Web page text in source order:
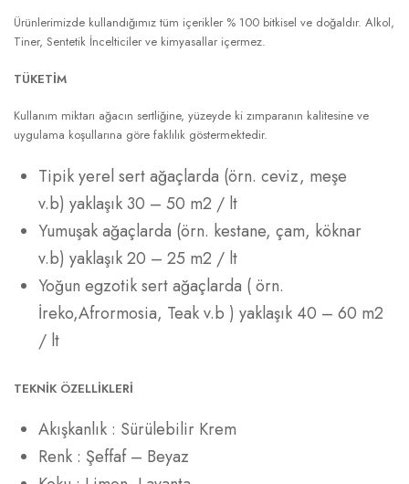
Ürünlerimizde kullandığımız tüm içerikler % 100 bitkisel ve doğaldır. Alkol,
Tiner, Sentetik İncelticiler ve kimyasallar içermez.
TÜKETİM
Kullanım miktarı ağacın sertliğine, yüzeyde ki zımparanın kalitesine ve
uygulama koşullarına göre faklılık göstermektedir.
Tipik yerel sert ağaçlarda (örn. ceviz, meşe
v.b) yaklaşık30 – 50 m2 / lt
Yumuşak ağaçlarda (örn. kestane, çam, köknar
v.b) yaklaşık 20 – 25 m2 / lt
Yoğun egzotik sert ağaçlarda ( örn.
İreko,Afrormosia, Teak v.b ) yaklaşık 40 – 60 m2
/ lt
TEKNİK ÖZELLİKLERİ
Akışkanlık : Sürülebilir Krem
Renk : Şeffaf – Beyaz